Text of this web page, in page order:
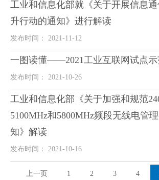
工业和信息化部就《关于开展信息
升行动的通知》进行解读
发布时间： 2021-11-12
一图读懂——2021工业互联网试点示
发布时间： 2021-10-26
工业和信息化部《关于加强和规范
5100MHz和5800MHz频段无线电管
知》解读
发布时间： 2021-10-16
上一页 1 2 3 4